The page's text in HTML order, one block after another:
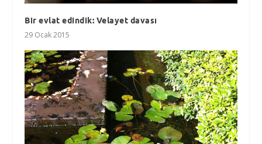
Bir evlat edindik: Velayet davası
29 Ocak 2015